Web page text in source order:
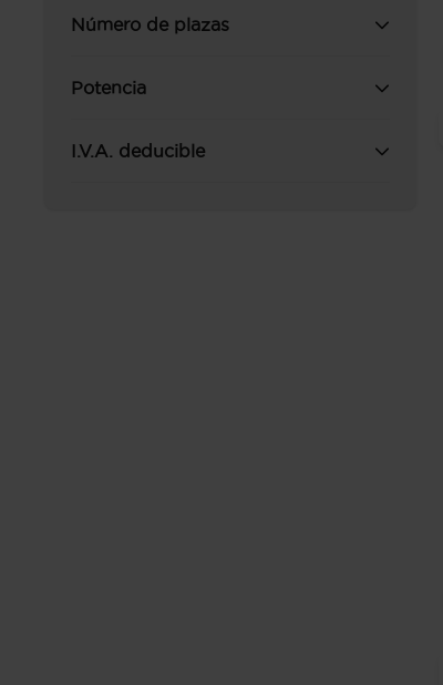
Número de plazas
Potencia
I.V.A. deducible